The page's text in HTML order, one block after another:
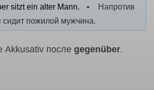
sitzt ein alter Mann.
Напротив
сидит пожилой мужчина.
Akkusativ после gegenüber.